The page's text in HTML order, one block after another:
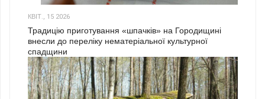
КВІТ., 15 2026
Традицію приготування «шпачків» на Городищині
внесли до переліку нематеріальної культурної
спадщини